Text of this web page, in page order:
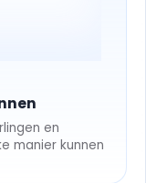
en
manier kunnen